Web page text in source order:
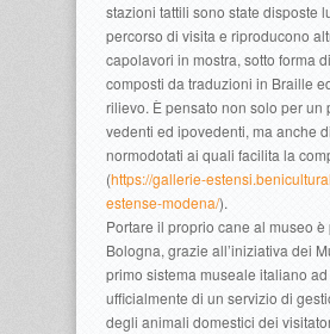
stazioni tattili sono state disposte
percorso di visita e riproducono
capolavori in mostra, sotto forma
composti da traduzioni in Braille
rilievo. È pensato non solo per un
vedenti ed ipovedenti, ma anche
normodotati ai quali facilita la
(https://gallerie-
estense-modena/).
Portare il proprio cane al museo è
Bologna, grazie all’iniziativa dei
primo sistema museale italiano
ufficialmente di un servizio di
degli animali domestici dei